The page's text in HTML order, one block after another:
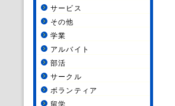
サービス
その他
学業
アルバイト
部活
サークル
ボランティア
留学